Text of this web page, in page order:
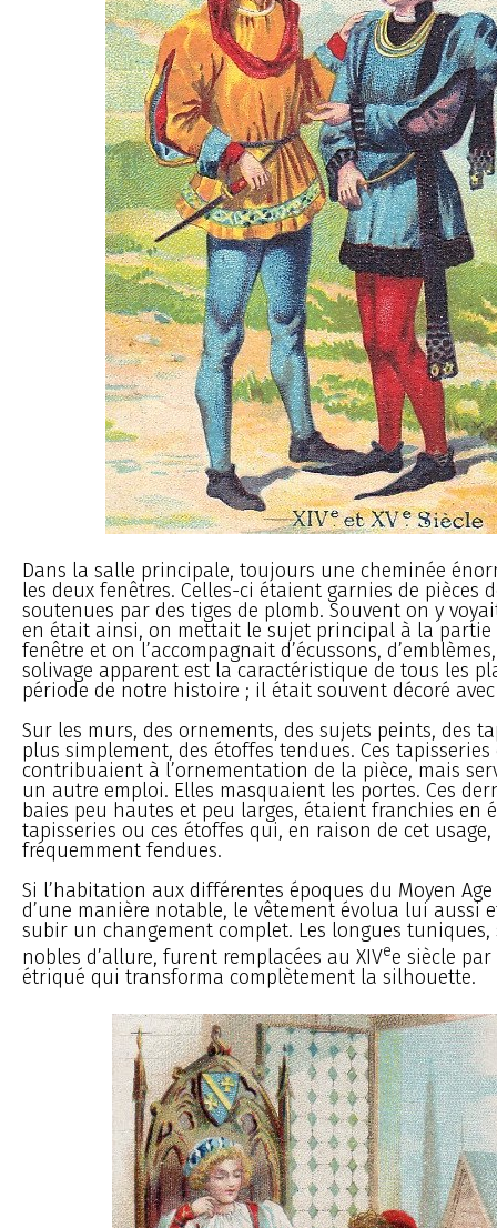
Dans la salle principale, toujours une cheminée
les deux fenêtres. Celles-ci étaient garnies de pièces
soutenues par des tiges de plomb. Souvent on y
en était ainsi, on mettait le sujet principal à la
fenêtre et on l’accompagnait d’écussons,
solivage apparent est la caractéristique de tous les
période de notre histoire ; il était souvent décoré
Sur les murs, des ornements, des sujets peints, des
plus simplement, des étoffes tendues. Ces
contribuaient à l’ornementation de la pièce, mais
un autre emploi. Elles masquaient les portes. Ces
baies peu hautes et peu larges, étaient franchies en
tapisseries ou ces étoffes qui, en raison de cet
fréquemment fendues.
Si l’habitation aux différentes époques du Moyen
d’une manière notable, le vêtement évolua lui aussi
subir un changement complet. Les longues tuniques,
nobles d’allure, furent remplacées au XIVee siècle
étriqué qui transforma complètement la silhouette.